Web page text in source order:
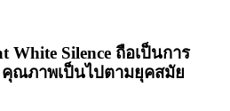
White Silence ถือเป็นการ
คุณภาพเป็นไปตามยุคสมัย